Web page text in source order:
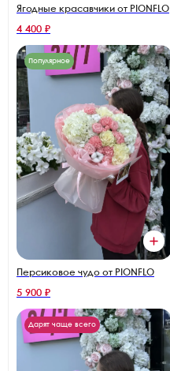
Ягодные красавчики от PIONFLO
4 400 ₽
Популярное
Персиковое чудо от PIONFLO
5 900 ₽
Дарят чаще всего